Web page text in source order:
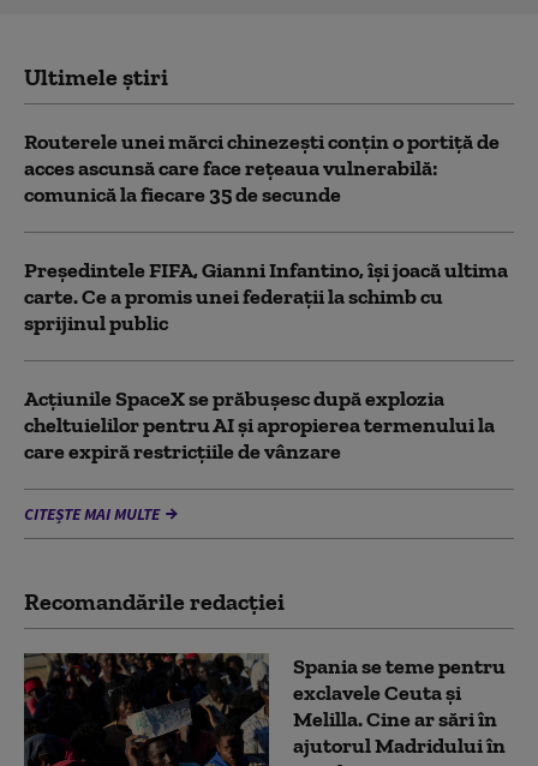
Ultimele știri
Routerele unei mărci chinezești conțin o portiță de
acces ascunsă care face rețeaua vulnerabilă:
comunică la fiecare 35 de secunde
Președintele FIFA, Gianni Infantino, îşi joacă ultima
carte. Ce a promis unei federații la schimb cu
sprijinul public
Acţiunile SpaceX se prăbuşesc după explozia
cheltuielilor pentru AI şi apropierea termenului la
care expiră restricţiile de vânzare
CITEȘTE MAI MULTE
Recomandările redacţiei
Spania se teme pentru
exclavele Ceuta și
Melilla. Cine ar sări în
ajutorul Madridului în